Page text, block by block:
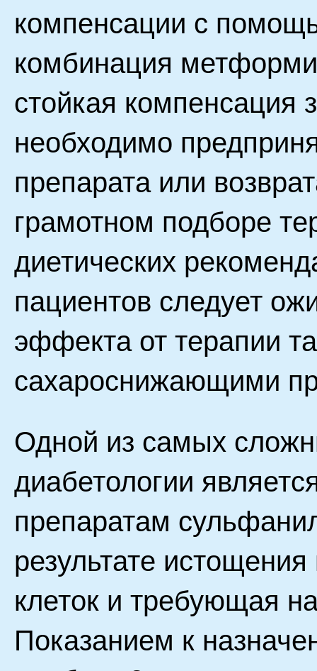
компенсации с
комбинация
стойкая компенсация
необходимо
препарата или
грамотном подборе
диетических
пациентов следует
эффекта от терапии
сахароснижающими
Одной из самых
диабетологии
препаратам
результате
клеток и требующая
Показанием к